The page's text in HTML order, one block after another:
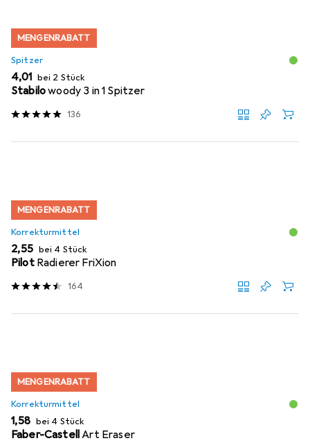
MENGENRABATT
Spitzer
EUR
4,01 bei 2 Stück
Stabilowoody 3 in 1 Spitzer
136
MENGENRABATT
Korrekturmittel
EUR
2,55 bei 4 Stück
Pilot Radierer FriXion
164
MENGENRABATT
Korrekturmittel
EUR
1,58 bei 4 Stück
Faber-CastellArt Eraser